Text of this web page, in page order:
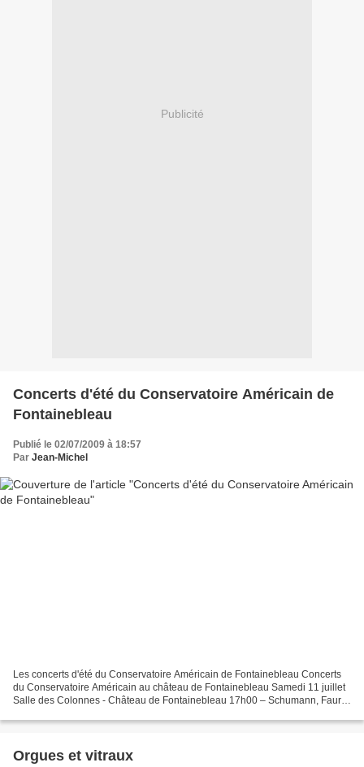
Publicité
Concerts d'été du Conservatoire Américain de
Fontainebleau
Publié le 02/07/2009 à 18:57
Par Jean-Michel
Les concerts d'été du Conservatoire Américain de Fontainebleau Concerts
du Conservatoire Américain au château de Fontainebleau Samedi 11 juillet
Salle des Colonnes - Château de Fontainebleau 17h00 – Schumann, Fauré,
Orgues et vitraux